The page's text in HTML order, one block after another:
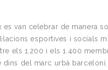
van celebrar de manera
esportives i socials
els 1.200 i els 1.400
del marc urbà barceloní.